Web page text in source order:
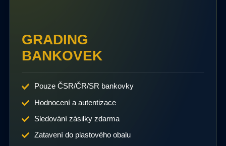
GRADING
BANKOVEK
Pouze ČSR/ČR/SR bankovky
Hodnocení a autentizace
Sledování zásilky zdarma
Zatavení do plastového obalu